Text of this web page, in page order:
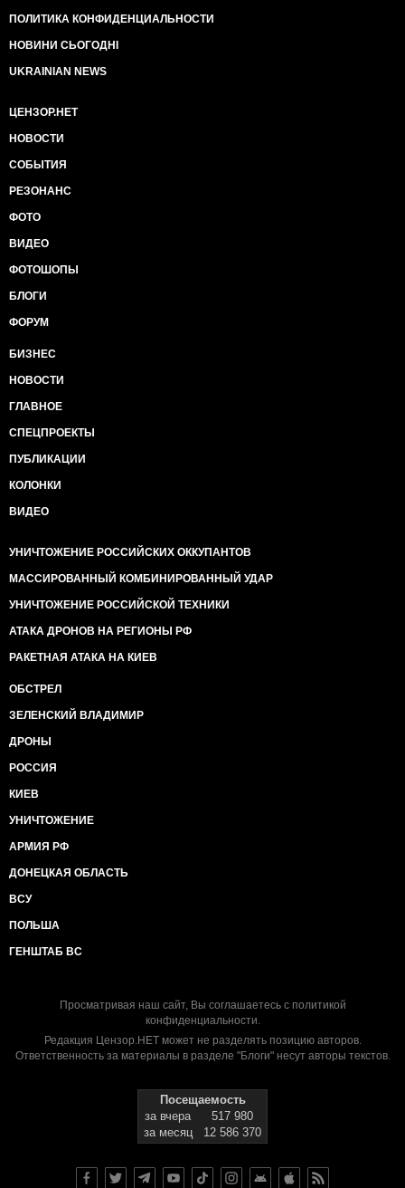
ПОЛИТИКА КОНФИДЕНЦИАЛЬНОСТИ
НОВИНИ СЬОГОДНІ
UKRAINIAN NEWS
ЦЕНЗОР.НЕТ
НОВОСТИ
СОБЫТИЯ
РЕЗОНАНС
ФОТО
ВИДЕО
ФОТОШОПЫ
БЛОГИ
ФОРУМ
БИЗНЕС
НОВОСТИ
ГЛАВНОЕ
СПЕЦПРОЕКТЫ
ПУБЛИКАЦИИ
КОЛОНКИ
ВИДЕО
УНИЧТОЖЕНИЕ РОССИЙСКИХ ОККУПАНТОВ
МАССИРОВАННЫЙ КОМБИНИРОВАННЫЙ УДАР
УНИЧТОЖЕНИЕ РОССИЙСКОЙ ТЕХНИКИ
АТАКА ДРОНОВ НА РЕГИОНЫ РФ
РАКЕТНАЯ АТАКА НА КИЕВ
ОБСТРЕЛ
ЗЕЛЕНСКИЙ ВЛАДИМИР
ДРОНЫ
РОССИЯ
КИЕВ
УНИЧТОЖЕНИЕ
АРМИЯ РФ
ДОНЕЦКАЯ ОБЛАСТЬ
ВСУ
ПОЛЬША
ГЕНШТАБ ВС
Просматривая наш сайт, Вы соглашаетесь с политикой
конфиденциальности.
Редакция Цензор.НЕТ может не разделять позицию авторов.
Ответственность за материалы в разделе "Блоги" несут авторы текстов.
Посещаемость
за вчера
517 980
за месяц
12 586 370